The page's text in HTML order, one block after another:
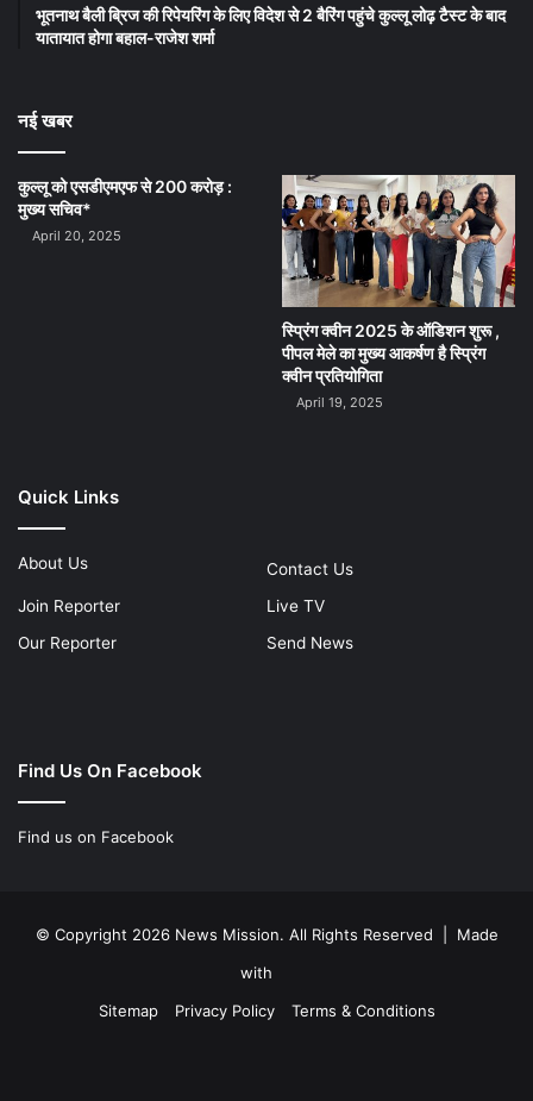
भूतनाथ बैली ब्रिज की रिपेयरिंग के लिए विदेश से 2 बैरिंग पहुंचे कुल्लू लोढ़ टैस्ट के बाद
यातायात होगा बहाल-राजेश शर्मा
नई खबर
कुल्लू को एसडीएमएफ से 200 करोड़ :
मुख्य सचिव*
April 20, 2025
स्प्रिंग क्वीन 2025 के ऑडिशन शुरू ,
पीपल मेले का मुख्य आकर्षण है स्प्रिंग
क्वीन प्रतियोगिता
April 19, 2025
Quick Links
About Us
Contact Us
Join Reporter
Live TV
Our Reporter
Send News
Find Us On Facebook
Find us on Facebook
© Copyright 2026 News Mission. All Rights Reserved | Made
with
Sitemap
Privacy Policy Terms & Conditions